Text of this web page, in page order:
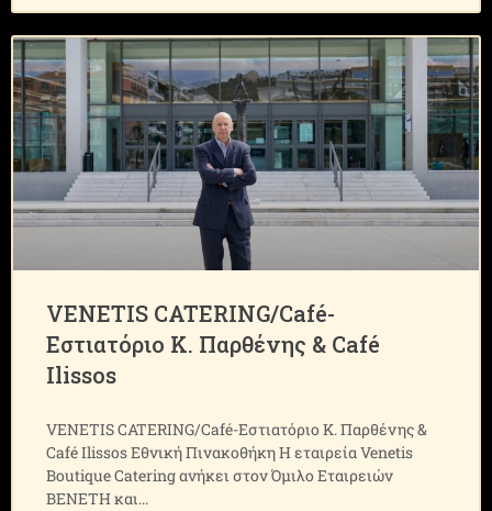
VENETIS CATERING/Café-
Εστιατόριο Κ. Παρθένης & Café
Ilissos
VENETIS CATERING/Café-Εστιατόριο Κ. Παρθένης &
Café Ilissos Εθνική Πινακοθήκη H εταιρεία Venetis
Boutique Catering ανήκει στον Όμιλο Εταιρειών
ΒEΝΕΤΗ και